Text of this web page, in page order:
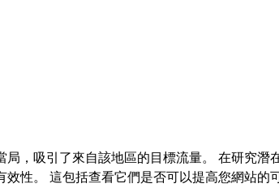
，吸引了來自該地區的目標流量。 在研究潛
性。 這包括查看它們是否可以提高您網站的